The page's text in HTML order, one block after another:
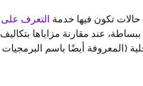
حالات تكون فيها خدمة التعرف على
عند مقارنة مزاياها بتكاليف
(المعروفة أيضًا باسم البرمجيات